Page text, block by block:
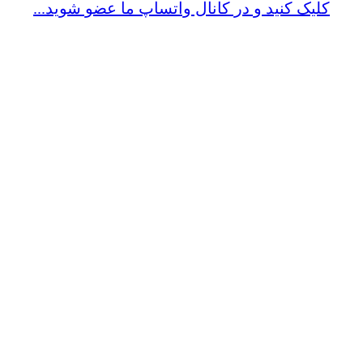
کلیک کنید و در کانال واتساپ ما عضو شوید...